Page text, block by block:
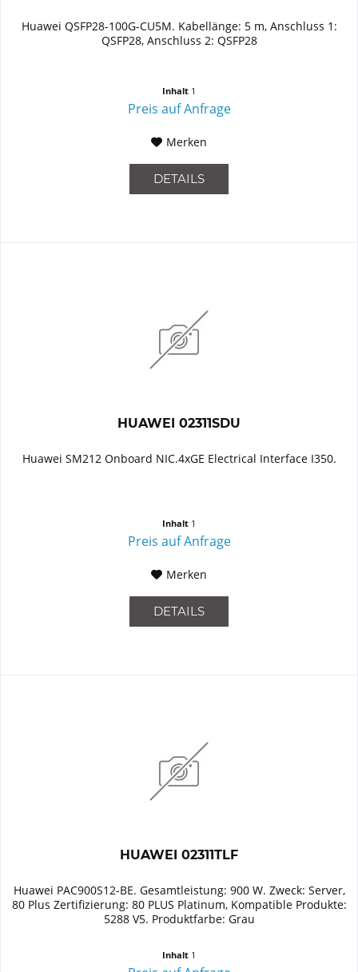
Huawei QSFP28-100G-CU5M. Kabellänge: 5 m, Anschluss 1:
QSFP28, Anschluss 2: QSFP28
Inhalt 1
Preis auf Anfrage
Merken
DETAILS
HUAWEI 02311SDU
Huawei SM212 Onboard NIC.4xGE Electrical Interface I350.
Inhalt 1
Preis auf Anfrage
Merken
DETAILS
HUAWEI 02311TLF
Huawei PAC900S12-BE. Gesamtleistung: 900 W. Zweck: Server,
80 Plus Zertifizierung: 80 PLUS Platinum, Kompatible Produkte:
5288 V5. Produktfarbe: Grau
Inhalt 1